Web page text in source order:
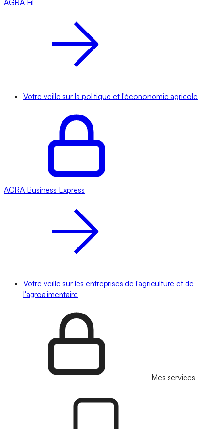
AGRA Fil
Votre veille sur la politique et l'écononomie agricole
AGRA Business Express
Votre veille sur les entreprises de l'agriculture et de
l'agroalimentaire
Mes services